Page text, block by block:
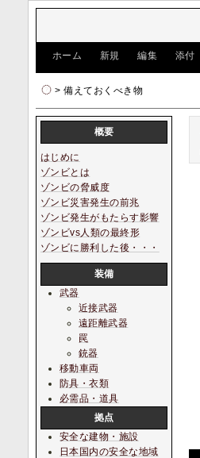
ホーム 新規 編集 添付
> 備えておくべき物
概要
はじめに
ゾンビとは
ゾンビの脅威度
ゾンビ災害発生の前兆
ゾンビ発生がもたらす影響
ゾンビvs人類の最終形
ゾンビに勝利した後・・・
装備
武器
近接武器
遠距離武器
罠
銃器
移動車両
防具・衣類
必需品・道具
拠点
安全な建物・施設
日本国内の安全な地域